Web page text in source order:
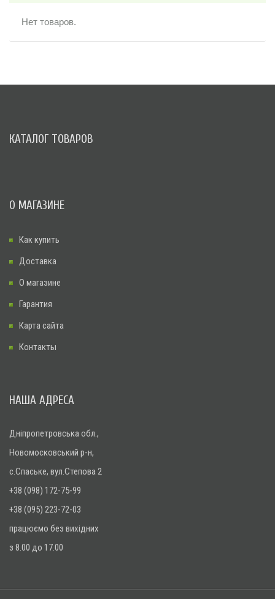
Нет товаров.
КАТАЛОГ ТОВАРОВ
О МАГАЗИНЕ
Как купить
Доставка
О магазине
Гарантия
Карта сайта
Контакты
НАША АДРЕСА
Дніпропетровська обл.,
Новомосковський р-н,
с.Спаське, вул.Степова 2
+38 (098) 172-75-99
+38 (095) 223-72-03
працюємо без вихідних
з 8.00 до 17.00